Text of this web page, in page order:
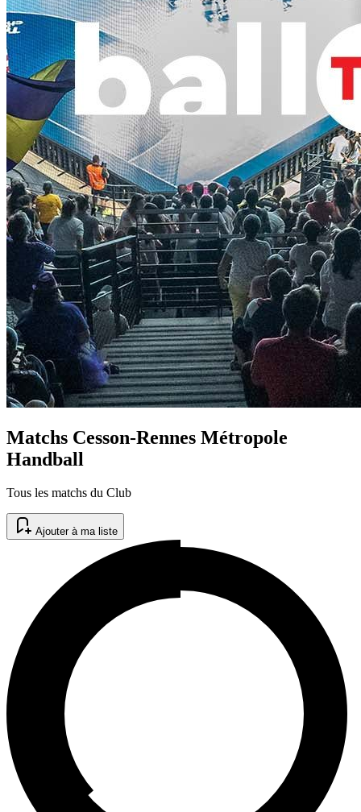
Matchs Cesson-Rennes Métropole
Handball
Tous les matchs du Club
Ajouter à ma liste